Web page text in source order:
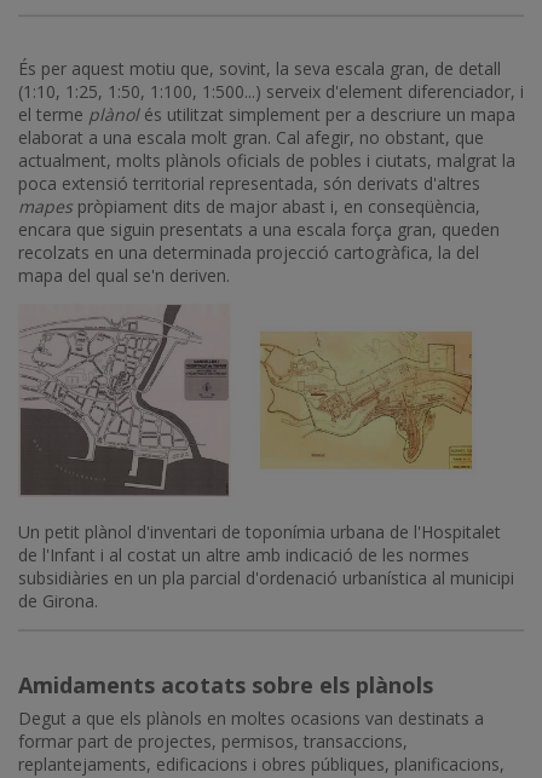
És per aquest motiu que, sovint, la seva escala gran, de detall
(1:10, 1:25, 1:50, 1:100, 1:500...) serveix d'element diferenciador, i
el terme plànolés utilitzat simplement per a descriure un mapa
elaborat a una escala molt gran. Cal afegir, no obstant, que
actualment, molts plànols oficials de pobles i ciutats, malgrat la
poca extensió territorial representada, són derivats d'altres
mapes pròpiament dits de major abast i, en conseqüència,
encara que siguin presentats a una escala força gran, queden
recolzats en una determinada projecció cartogràfica, la del
mapa del qual se'n deriven.
Un petit plànol d'inventari de toponímia urbana de l'Hospitalet
de l'Infant i al costat un altre amb indicació de les normes
subsidiàries en un pla parcial d'ordenació urbanística al municipi
de Girona.
Amidaments acotats sobre els plànols
Degut a que els plànols en moltes ocasions van destinats a
formar part de projectes, permisos, transaccions,
replantejaments, edificacions i obres públiques, planificacions,